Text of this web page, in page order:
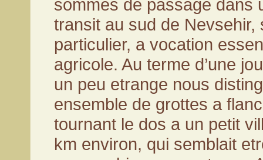
sommes de passage dans
transit au sud de Nevsehir,
particulier, a vocation
agricole. Au terme d’une
un peu etrange nous
ensemble de grottes a
tournant le dos a un petit
km environ, qui semblait